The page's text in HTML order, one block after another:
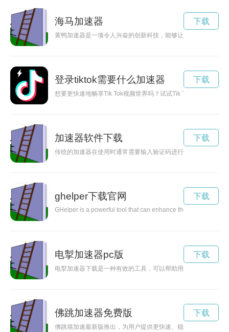
海马加速器
黄鸭加速器是一项令人兴奋的创新科技，能够让黄鸭飞速前进
下载
登录tiktok需要什么加速器
想要更快速地畅享Tik Tok视频世界吗？试试Tik Tok加速器吧！
下载
加速器软件下载
传统的加速器在使用时通常需要输入验证码进行验证，但现在
下载
ghelper下载官网
GHelper is a powerful tool that can enhance the productivity
下载
电掣加速器pc版
电掣加速器下载是一种有效的工具，可以帮助用户加快网络速
下载
佛跳加速器免费版
佛跳墙加速最新版推出，为用户提供更快速、稳定的网络加速服
下载